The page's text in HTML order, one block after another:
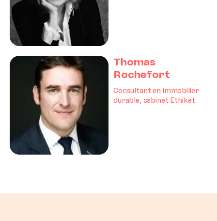
Thomas
Rochefort
Consultant en immobilier
durable, cabinet Ethiket